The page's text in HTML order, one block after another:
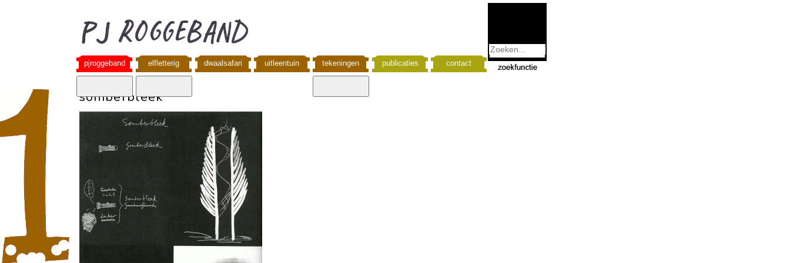
pjroggeband elfletterig dwaalsafari uitleentuin tekeningen publicaties contact
somberbleek